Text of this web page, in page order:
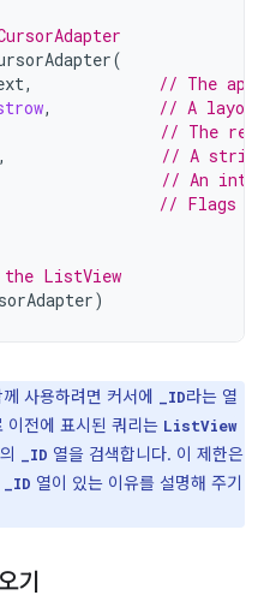
(
,
// The
,
// A
// The
,
// A string
// An
// Flags
ListView
)
사용하려면 커서에 _ID라는 열
이전에 표시된 쿼리는 ListView
_ID 열을 검색합니다. 이 제한은
_ID 열이 있는 이유를 설명해 주기
기